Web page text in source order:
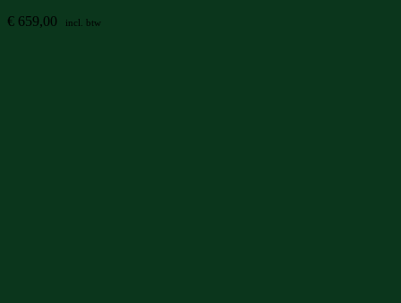
€ 659,00 incl. btw